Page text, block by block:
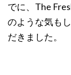
でに、The
のような気も
だきました。